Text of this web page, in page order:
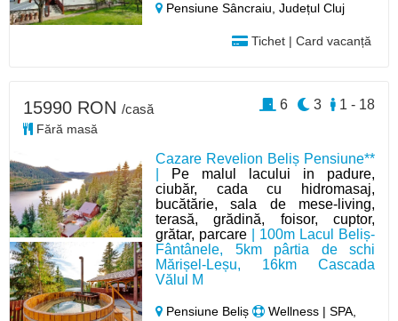
Pensiune Sâncraiu,Județul Cluj
Tichet | Card vacanță
Cazare Revelion Beliș Pensiune**
Pe malul lacului in padure,
ciubăr, cada cu hidromasaj,
bucătărie, sala de mese-living,
terasă, grădină, foisor, cuptor,
grătar, parcare | 100m Lacul Beliș-
Fântânele, 5km pârtia de schi
Mărișel-Leșu, 16km Cascada
Vălul M
Pensiune Beliș Wellness | SPA,
15990 RON /casă
Fără masă
1 - 18
3
6